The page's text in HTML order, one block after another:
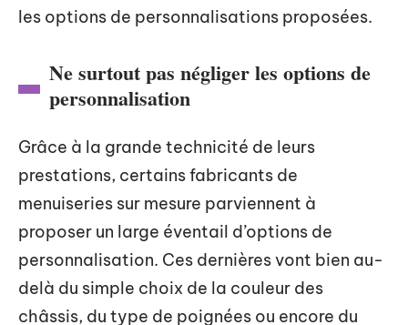
les options de personnalisations proposées.
Ne surtout pas négliger les options de
personnalisation
Grâce à la grande technicité de leurs
prestations, certains fabricants de
menuiseries sur mesure parviennent à
proposer un large éventail d’options de
personnalisation. Ces dernières vont bien au-
delà du simple choix de la couleur des
châssis, du type de poignées ou encore du